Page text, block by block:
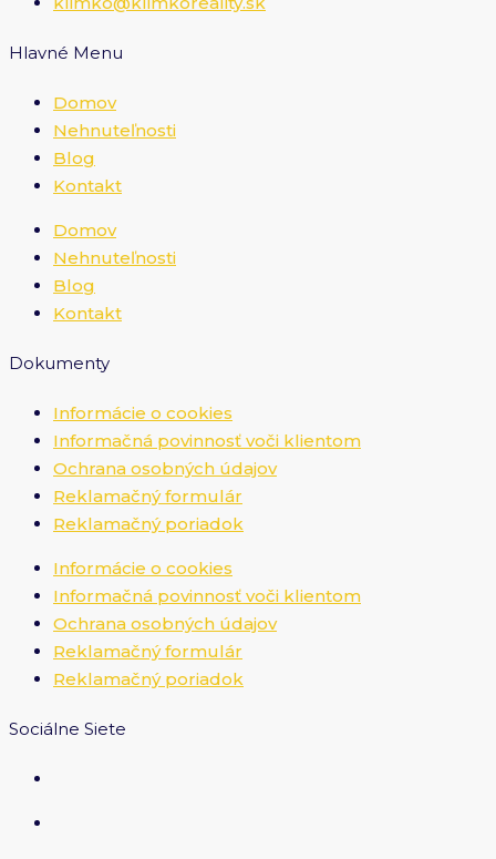
Hlavné Menu
Domov
Nehnuteľnosti
Blog
Kontakt
Domov
Nehnuteľnosti
Blog
Kontakt
Dokumenty
Informácie o cookies
Informačná povinnosť voči klientom
Ochrana osobných údajov
Reklamačný formulár
Reklamačný poriadok
Informácie o cookies
Informačná povinnosť voči klientom
Ochrana osobných údajov
Reklamačný formulár
Reklamačný poriadok
Sociálne Siete